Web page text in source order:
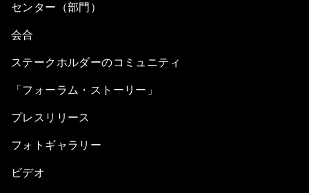
センター（部門）
会合
ステークホルダーのコミュニティ
「フォーラム・ストーリー」
プレスリリース
フォトギャラリー
ビデオ